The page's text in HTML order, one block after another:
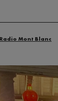
Radio Mont Blanc